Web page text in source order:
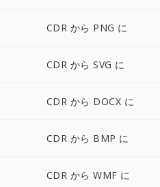
CDR から PNG に
CDR から SVG に
CDR から DOCX に
CDR から BMP に
CDR から WMF に